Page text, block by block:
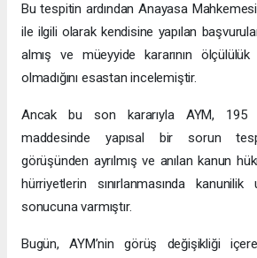
Bu tespitin ardından Anayasa
ile ilgili olarak kendisine yapılan
almış ve müeyyide kararının
olmadığını esastan incelemiştir.
Ancak bu son kararıyla AYM, 195
maddesinde yapısal bir sorun
görüşünden ayrılmış ve anılan kanun
hürriyetlerin sınırlanmasında kanunilik
sonucuna varmıştır.
Bugün, AYM’nin görüş değişikliği